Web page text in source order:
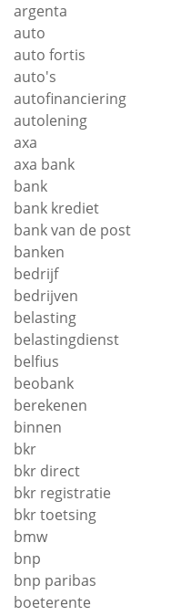
argenta
auto
auto fortis
auto's
autofinanciering
autolening
axa
axa bank
bank
bank krediet
bank van de post
banken
bedrijf
bedrijven
belasting
belastingdienst
belfius
beobank
berekenen
binnen
bkr
bkr direct
bkr registratie
bkr toetsing
bmw
bnp
bnp paribas
boeterente